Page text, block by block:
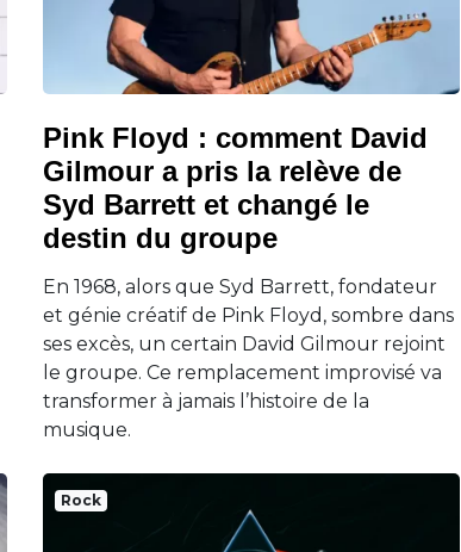
Pink Floyd : comment David
Gilmour a pris la relève de
Syd Barrett et changé le
destin du groupe
En 1968, alors que Syd Barrett, fondateur
et génie créatif de Pink Floyd, sombre dans
ses excès, un certain David Gilmour rejoint
le groupe. Ce remplacement improvisé va
transformer à jamais l’histoire de la
musique.
Rock